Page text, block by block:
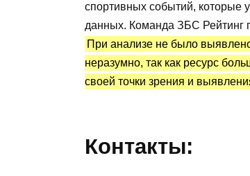
Вывод по обзору
спортивных событий, которые
данных. Команда ЗБС Рейтинг
При анализе не было
неразумно, так как ресурс
своей точки зрения и
Контакты: